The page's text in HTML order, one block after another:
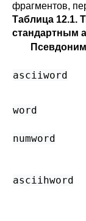
фрагментов,
Таблица 12.1.
стандартным
Псевдоним
asciiword
word
numword
asciihword